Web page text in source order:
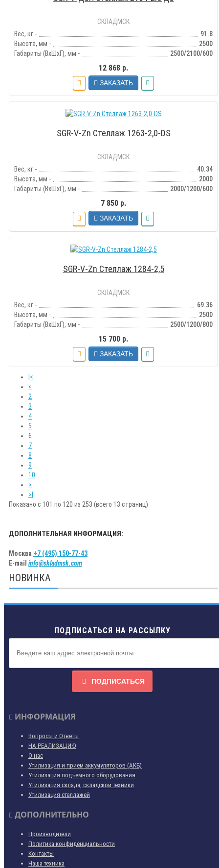
СКЛАДМСК
Вес, кг -
91.8
Высота, мм -
2500
Габариты (ВхШхГ), мм -
2500/2100/600
12 868 р.
ЗАКАЗАТЬ
SGR-V-Zn Стеллаж 1263-2,0-DS
СКЛАДМСК
Вес, кг -
40.34
Высота, мм -
2000
Габариты (ВхШхГ), мм -
2000/1200/600
7 850 р.
ЗАКАЗАТЬ
SGR-V-Zn Стеллаж 1284-2,5
СКЛАДМСК
Вес, кг -
69.36
Высота, мм -
2500
Габариты (ВхШхГ), мм -
2500/1200/800
15 700 р.
ЗАКАЗАТЬ
|<
<
2
3
4
5
6
7
8
9
10
>
>|
Показано с 101 по 120 из 253 (всего 13 страниц)
ДОПОЛНИТЕЛЬНАЯ ИНФОРМАЦИЯ:
Москва +7 (495) 150-77-43
E-mail info@skladmsk.com
НОВИНКА
ПОДПИСАТЬСЯ НА РАССЫЛКУ
ПОДПИСАТЬСЯ
ИНФОРМАЦИЯ
Вопросы и Ответы
НА РЕАЛИЗАЦИЮ
О нас
Утилизация и прием аккумуляторов (АКБ)
Утилизация подъемного оборудования
Утилизация склада, складской техники
Утилизация стеллажей
ДОПОЛНИТЕЛЬНО
Производители
Политика конфиденциальности
Контакты
Наша техника